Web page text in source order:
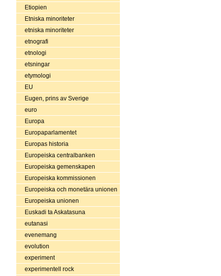
Etiopien
Etniska minoriteter
etniska minoriteter
etnografi
etnologi
etsningar
etymologi
EU
Eugen, prins av Sverige
euro
Europa
Europaparlamentet
Europas historia
Europeiska centralbanken
Europeiska gemenskapen
Europeiska kommissionen
Europeiska och monetära unionen
Europeiska unionen
Euskadi ta Askatasuna
eutanasi
evenemang
evolution
experiment
experimentell rock